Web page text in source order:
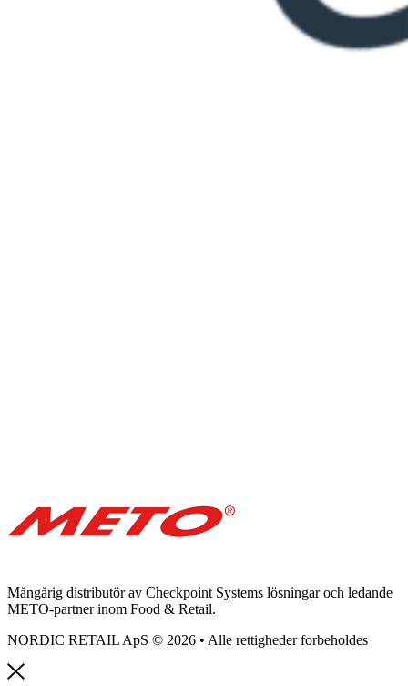
Mångårig distributör av Checkpoint Systems lösningar och ledande
METO-partner inom Food & Retail.
NORDIC RETAIL ApS © 2026 • Alle rettigheder forbeholdes